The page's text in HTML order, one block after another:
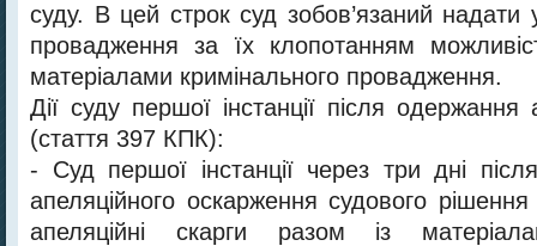
суду. В цей строк суд зобов’язаний надати
провадження за їх клопотанням
матеріалами кримінального провадження.
Дії суду першої інстанції після одержання
(стаття 397 КПК):
- Суд першої інстанції через три дні
апеляційного оскарження судового
апеляційні скарги разом із